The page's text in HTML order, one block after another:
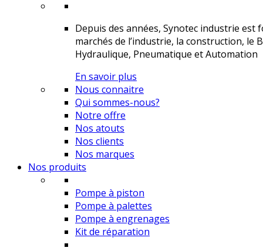
Depuis des années, Synotec industrie
marchés de l’industrie, la construction, le
Hydraulique, Pneumatique et Automation
En savoir plus
Nous connaitre
Qui sommes-nous?
Notre offre
Nos atouts
Nos clients
Nos marques
Nos produits
Pompe à piston
Pompe à palettes
Pompe à engrenages
Kit de réparation